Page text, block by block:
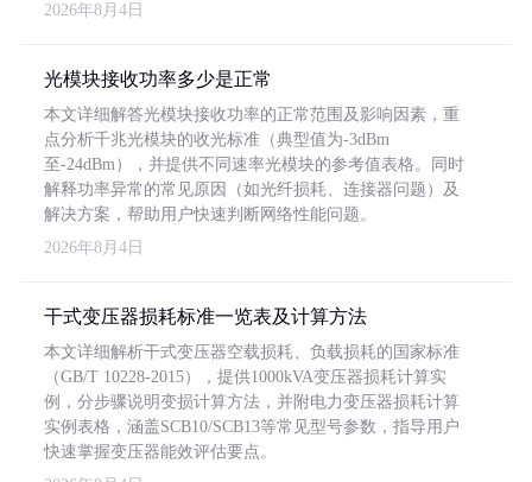
2026年8月4日
光模块接收功率多少是正常
本文详细解答光模块接收功率的正常范围及影响因素，重
点分析千兆光模块的收光标准（典型值为-3dBm
至-24dBm），并提供不同速率光模块的参考值表格。同时
解释功率异常的常见原因（如光纤损耗、连接器问题）及
解决方案，帮助用户快速判断网络性能问题。
2026年8月4日
干式变压器损耗标准一览表及计算方法
本文详细解析干式变压器空载损耗、负载损耗的国家标准
（GB/T 10228-2015），提供1000kVA变压器损耗计算实
例，分步骤说明变损计算方法，并附电力变压器损耗计算
实例表格，涵盖SCB10/SCB13等常见型号参数，指导用户
快速掌握变压器能效评估要点。